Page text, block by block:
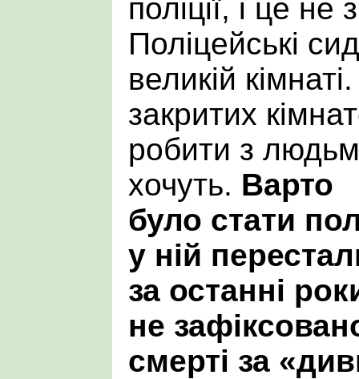
поліції, і це не
Поліцейські
великій
закритих
робити з
хочуть. Варто
було стати
у ній
за останні
не
смерті за